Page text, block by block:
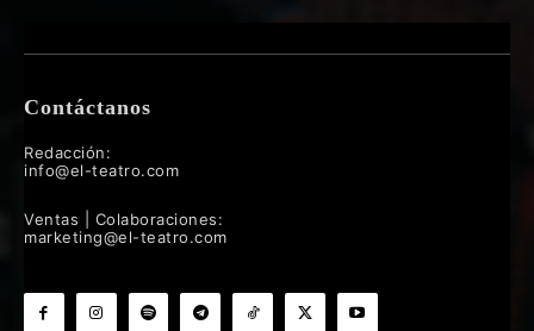
Contáctanos
Redacción:
info@el-teatro.com
Ventas | Colaboraciones:
marketing@el-teatro.com